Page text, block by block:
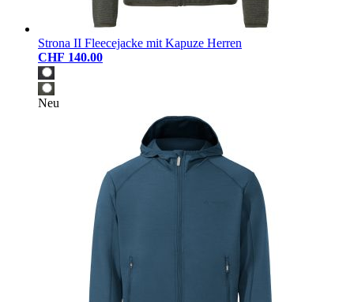
Strona II Fleecejacke mit Kapuze Herren
CHF 140.00
Neu